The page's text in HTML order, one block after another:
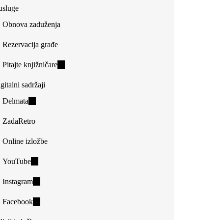
Obnova zaduženja
Rezervacija građe
Pitajte knjižničare(link
sadržaji
Delmata
external)
ZadaRetro
Online izložbe
YouTube(link
external)
Instagram(link
external)
Facebook(link